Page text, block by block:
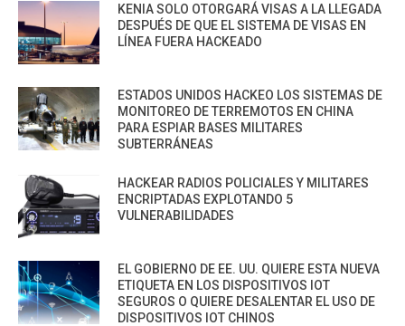
KENIA SOLO OTORGARÁ VISAS A LA LLEGADA
DESPUÉS DE QUE EL SISTEMA DE VISAS EN
LÍNEA FUERA HACKEADO
ESTADOS UNIDOS HACKEO LOS SISTEMAS DE
MONITOREO DE TERREMOTOS EN CHINA
PARA ESPIAR BASES MILITARES
SUBTERRÁNEAS
HACKEAR RADIOS POLICIALES Y MILITARES
ENCRIPTADAS EXPLOTANDO 5
VULNERABILIDADES
EL GOBIERNO DE EE. UU. QUIERE ESTA NUEVA
ETIQUETA EN LOS DISPOSITIVOS IOT
SEGUROS O QUIERE DESALENTAR EL USO DE
DISPOSITIVOS IOT CHINOS